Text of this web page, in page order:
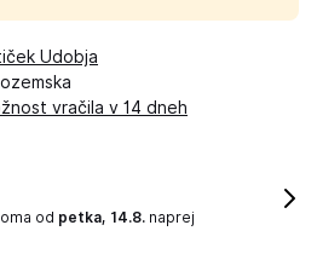
Udobja
vračila v 14 dneh
od petka, 14.8. naprej